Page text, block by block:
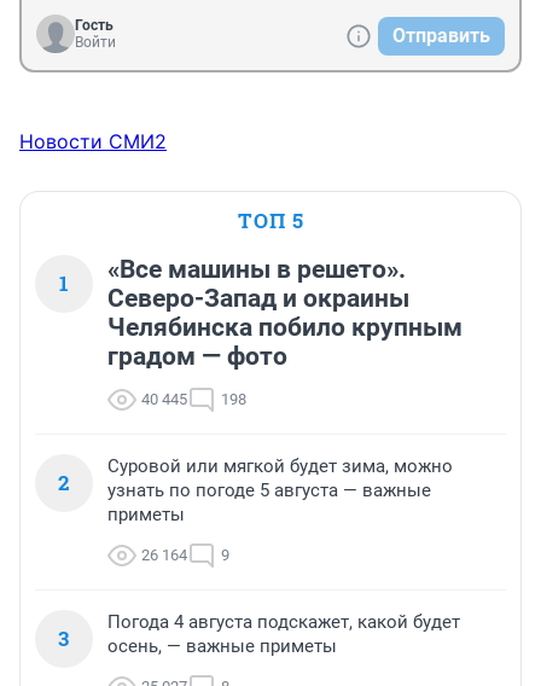
Гость
Войти
Отправить
Новости СМИ2
ТОП 5
1
«Все машины в решето».
Северо-Запад и окраины
Челябинска побило крупным
градом — фото
40 445 198
2
Суровой или мягкой будет зима, можно
узнать по погоде 5 августа — важные
приметы
26 164 9
3
Погода 4 августа подскажет, какой будет
осень, — важные приметы